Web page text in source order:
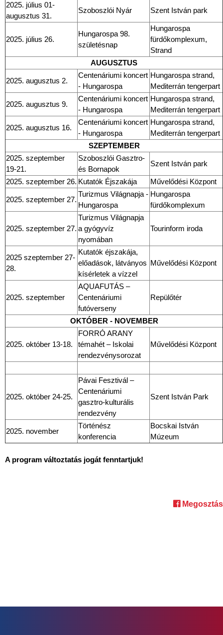
2025. július 01-
augusztus 31.
Szoboszlói Nyár Szent István park
2025. július 26.
Hungarospa 98.
születésnap
Hungarospa
fürdőkomplexum,
Strand
AUGUSZTUS
2025. augusztus 2.
Centenáriumi koncert
- Hungarospa
Hungarospa strand,
Mediterrán tengerpart
2025. augusztus 9.
Centenáriumi koncert
- Hungarospa
Hungarospa strand,
Mediterrán tengerpart
2025. augusztus 16.
Centenáriumi koncert
- Hungarospa
Hungarospa strand,
Mediterrán tengerpart
SZEPTEMBER
2025. szeptember
19-21.
Szoboszlói Gasztro-
és Bornapok
Szent István park
2025. szeptember 26. Kutatók Éjszakája Művelődési Központ
2025. szeptember 27.
Turizmus Világnapja -
Hungarospa
Hungarospa
fürdőkomplexum
2025. szeptember 27.
Turizmus Világnapja
a gyógyvíz
nyomában
Tourinform iroda
2025 szeptember 27-
28.
Kutatók éjszakája,
előadások, látványos
kísérletek a vízzel
Művelődési Központ
2025. szeptember
AQUAFUTÁS –
Centenáriumi
futóverseny
Repülőtér
OKTÓBER - NOVEMBER
2025. október 13-18.
FORRÓ ARANY
témahét – Iskolai
rendezvénysorozat
Művelődési Központ
2025. október 24-25.
Pávai Fesztivál –
Centenáriumi
gasztro-kulturális
rendezvény
Szent István Park
2025. november
Történész
konferencia
Bocskai István
Múzeum
A program változtatás jogát fenntartjuk!
Megosztás